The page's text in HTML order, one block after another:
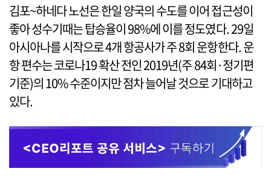
김포~하네다 노선은 한일 양국의 수도를 이어 접근성이
좋아 성수기때는 탑승율이 98%에 이를 정도였다. 29일
아시아나를 시작으로 4개 항공사가 주 8회 운항한다. 운
항 편수는 코로나19 확산 전인 2019년(주 84회·정기편
기준)의 10% 수준이지만 점차 늘어날 것으로 기대하고
있다.